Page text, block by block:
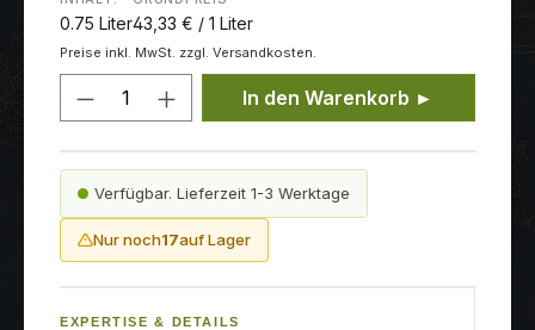
0.75 Liter43,33 € / 1 Liter
Preise inkl. MwSt. zzgl. Versandkosten.
Produkt Anzahl: Gib den
In den Warenkorb ►
Verfügbar. Lieferzeit 1-3 Werktage
Nur noch17auf Lager
EXPERTISE & DETAILS